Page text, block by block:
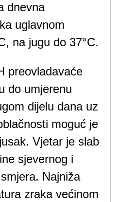
dnevna
uglavnom
na jugu do 37°C.
preovladavaće
do umjerenu
dijelu dana uz
moguć je
Vjetar je slab
sjevernog i
Najniža
zraka većinom